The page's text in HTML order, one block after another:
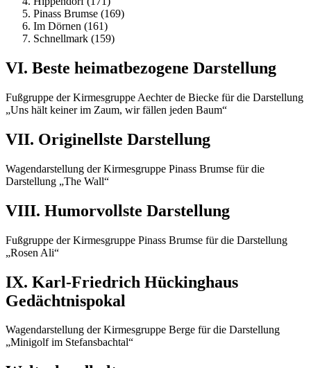
Pinass Brumse (169)
Im Dörnen (161)
Schnellmark (159)
VI. Beste heimatbezogene Darstellung
Fußgruppe der Kirmesgruppe Aechter de Biecke für die Darstellung
„Uns hält keiner im Zaum, wir fällen jeden Baum“
VII. Originellste Darstellung
Wagendarstellung der Kirmesgruppe Pinass Brumse für die
Darstellung „The Wall“
VIII. Humorvollste Darstellung
Fußgruppe der Kirmesgruppe Pinass Brumse für die Darstellung
„Rosen Ali“
IX. Karl-Friedrich Hückinghaus
Gedächtnispokal
Wagendarstellung der Kirmesgruppe Berge für die Darstellung
„Minigolf im Stefansbachtal“